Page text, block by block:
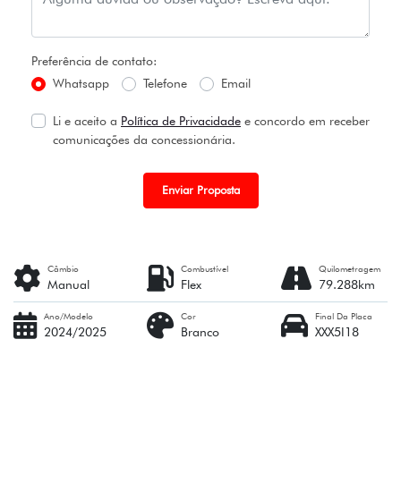
Preferência de contato:
Whatsapp
Telefone Email
Li e aceito a Política de Privacidade e concordo em receber
comunicações da concessionária.
Enviar Proposta
Câmbio
Manual
Combustível
Flex
Quilometragem
79.288km
Ano/Modelo
2024/2025
Cor
Branco
Final Da Placa
XXX5I18